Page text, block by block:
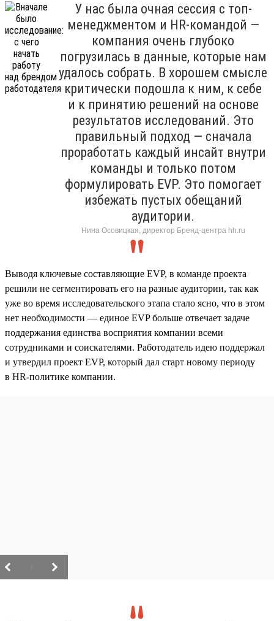
У нас была очная сессия с топ-
менеджментом и HR-командой —
компания очень глубоко
погрузилась в данные, которые нам
удалось собрать. В хорошем смысле
критически подошла к ним, к себе
и к принятию решений на основе
результатов исследований. Это
правильный подход — сначала
проработать каждый инсайт внутри
команды и только потом
формулировать EVP. Это помогает
избежать пустых обещаний
аудитории.
Нина Осовицкая, директор Бренд-центра hh.ru
Выводя ключевые составляющие EVP, в команде проекта
решили не сегментировать его на разные аудитории, так как
уже во время исследовательского этапа стало ясно, что в этом
нет необходимости — единое EVP больше отвечает задаче
поддержания единства восприятия компании всеми
сотрудниками и соискателями. Работодатель идею поддержал
и утвердил проект EVP, который дал старт новому периоду
в HR-политике компании.